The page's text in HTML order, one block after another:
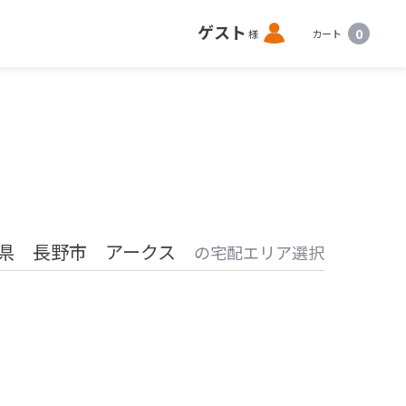
ゲスト 様 ロ
グ
カート 0
長野市 アークス の宅配エリア選択